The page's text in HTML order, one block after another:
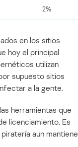
2%
en los sitios
hoy el principal
utilizan
supuesto sitios
a la gente.
herramientas que
licenciamiento. Es
aun mantiene